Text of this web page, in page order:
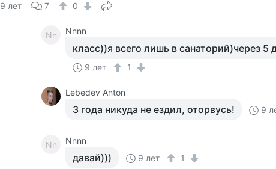
9 лет 7 0
Nn Nnnn
класс))я всего лишь в санаторий)через 5
9 лет 1
Lebedev Anton
3 года никуда не ездил, оторвусь! 9
Nn Nnnn
давай))) 9 лет 1